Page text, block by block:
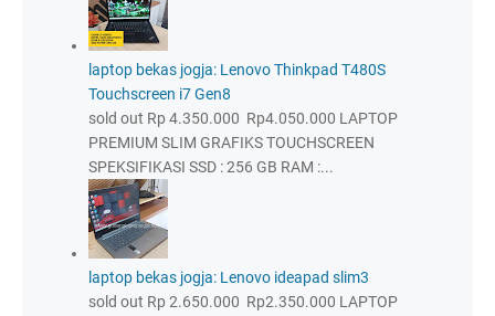
laptop bekas jogja: Lenovo Thinkpad T480S
Touchscreen i7 Gen8
sold out Rp 4.350.000 Rp4.050.000 LAPTOP
PREMIUM SLIM GRAFIKS TOUCHSCREEN
SPEKSIFIKASI SSD : 256 GB RAM :...
laptop bekas jogja: Lenovo ideapad slim3
sold out Rp 2.650.000 Rp2.350.000 LAPTOP